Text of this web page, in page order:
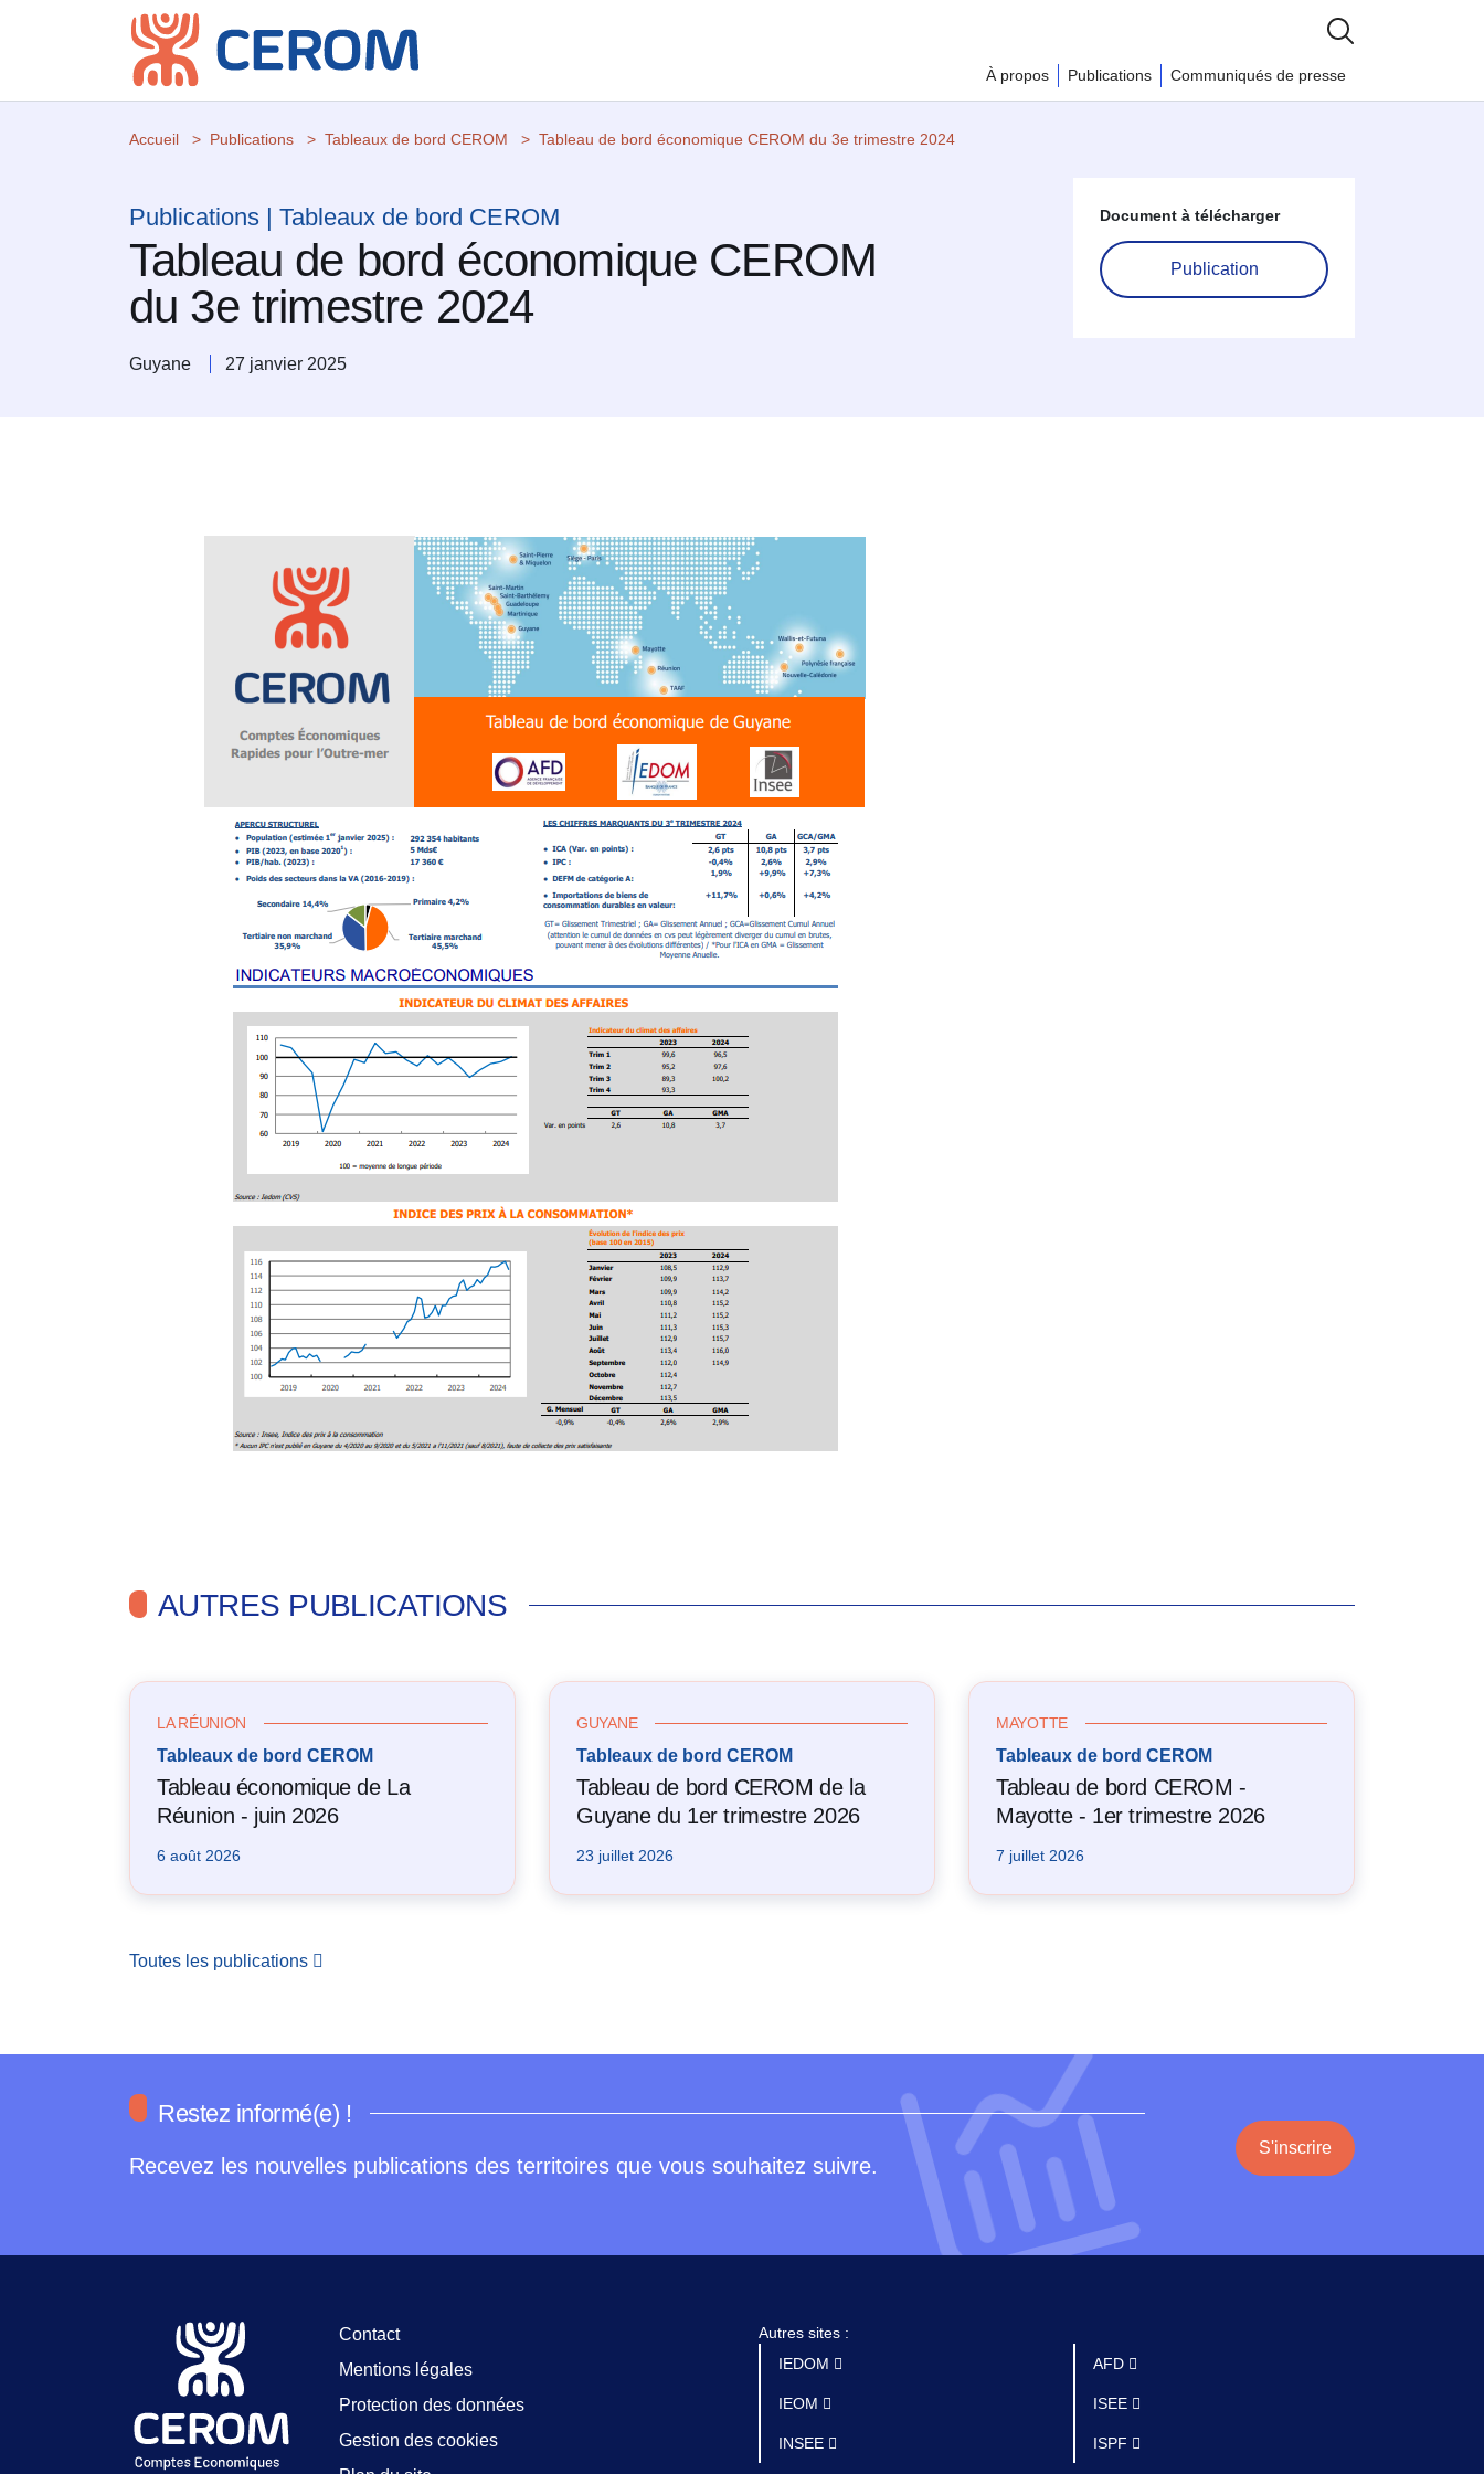
À propos Publications Communiqués de presse
Accueil Publications Tableaux de bord CEROM Tableau de bord économique CEROM du 3e trimestre 2024
Publications | Tableaux de bord CEROM
Tableau de bord économique CEROM
du 3e trimestre 2024
Guyane 27 janvier 2025
Document à télécharger
Publication
AUTRES PUBLICATIONS
LA RÉUNION
Tableaux de bord CEROM
Tableau économique de La
Réunion - juin 2026
6 août 2026
GUYANE
Tableaux de bord CEROM
Tableau de bord CEROM de la
Guyane du 1er trimestre 2026
23 juillet 2026
MAYOTTE
Tableaux de bord CEROM
Tableau de bord CEROM -
Mayotte - 1er trimestre 2026
7 juillet 2026
Toutes les publications
Restez informé(e) !
Recevez les nouvelles publications des territoires que vous souhaitez suivre.
S'inscrire
Contact
Mentions légales
Protection des données
Gestion des cookies
Autres sites :
IEDOM
IEOM
INSEE
AFD
ISEE
ISPF